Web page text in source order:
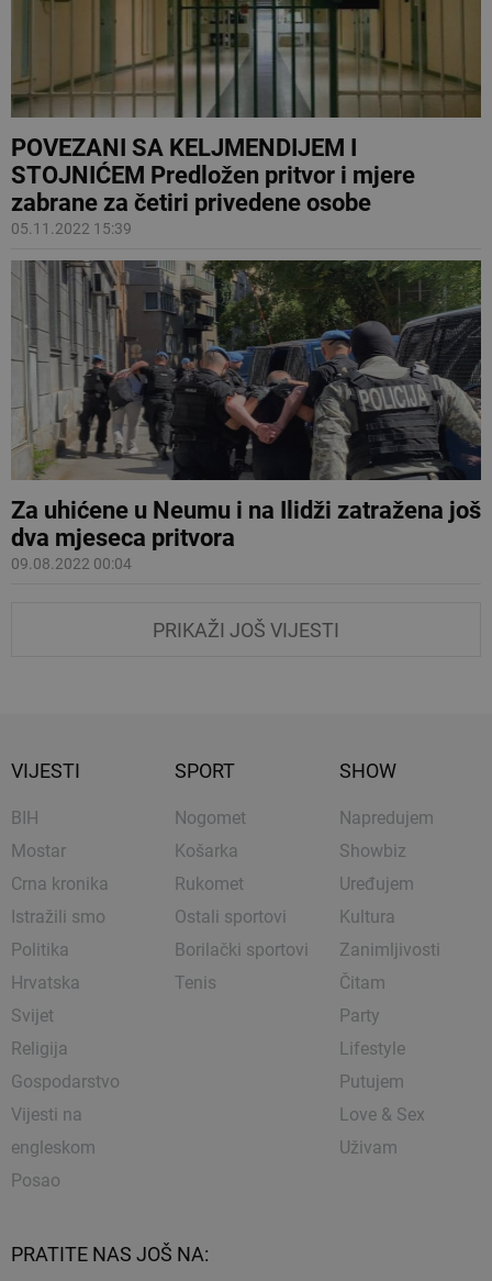
POVEZANI SA KELJMENDIJEM I
STOJNIĆEM Predložen pritvor i mjere
zabrane za četiri privedene osobe
05.11.2022 15:39
Za uhićene u Neumu i na Ilidži zatražena još
dva mjeseca pritvora
09.08.2022 00:04
PRIKAŽI JOŠ VIJESTI
VIJESTI
BIH
Mostar
Crna kronika
Istražili smo
Politika
Hrvatska
Svijet
Religija
Gospodarstvo
Vijesti na
engleskom
Posao
SPORT
Nogomet
Košarka
Rukomet
Ostali sportovi
Borilački sportovi
Tenis
SHOW
Napredujem
Showbiz
Uređujem
Kultura
Zanimljivosti
Čitam
Party
Lifestyle
Putujem
Love & Sex
Uživam
PRATITE NAS JOŠ NA: